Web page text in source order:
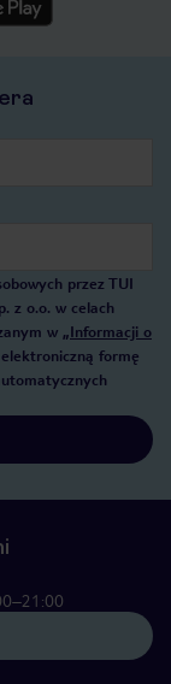
przez TUI
z o.o. w celach
w „Informacji o
formę